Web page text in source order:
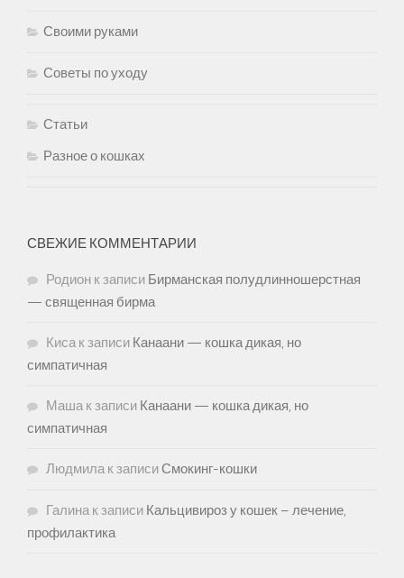
Своими руками
Советы по уходу
Статьи
Разное о кошках
СВЕЖИЕ КОММЕНТАРИИ
Родион к записи Бирманская полудлинношерстная
— священная бирма
Кисак записи Канаани — кошка дикая, но
симпатичная
Машак записи Канаани — кошка дикая, но
симпатичная
Людмилак записиСмокинг-кошки
Галинак записи Кальцивироз у кошек – лечение,
профилактика